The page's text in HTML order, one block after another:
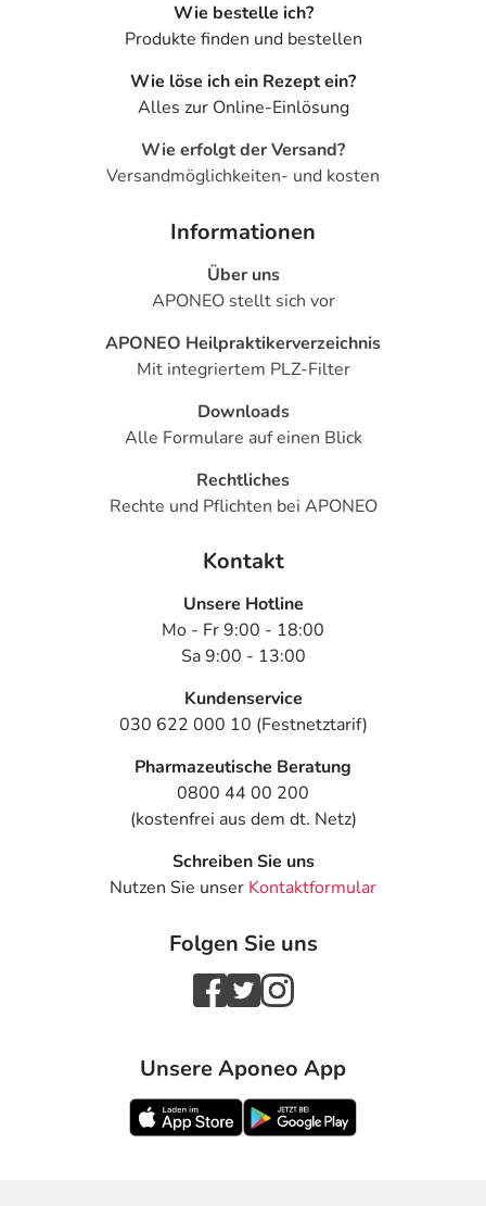
Wie bestelle ich?
Produkte finden und bestellen
Wie löse ich ein Rezept ein?
Alles zur Online-Einlösung
Wie erfolgt der Versand?
Versandmöglichkeiten- und kosten
Informationen
Über uns
APONEO stellt sich vor
APONEO Heilpraktikerverzeichnis
Mit integriertem PLZ-Filter
Downloads
Alle Formulare auf einen Blick
Rechtliches
Rechte und Pflichten bei APONEO
Kontakt
Unsere Hotline
Mo - Fr 9:00 - 18:00
Sa 9:00 - 13:00
Kundenservice
030 622 000 10 (Festnetztarif)
Pharmazeutische Beratung
0800 44 00 200
(kostenfrei aus dem dt. Netz)
Schreiben Sie uns
Nutzen Sie unser Kontaktformular
Folgen Sie uns
Unsere Aponeo App